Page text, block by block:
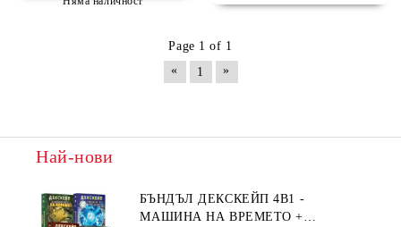
Page 1 of 1
«
1 »
Най-нови
БЪНДЪЛ ДЕКСКЕЙП 4В1 -
МАШИНА НА ВРЕМЕТО +